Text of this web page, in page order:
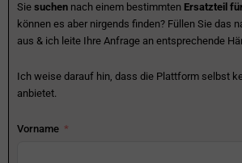
Sie suchen nach einem bestimmten Ersatzteil
können es aber nirgends finden? Füllen Sie das
aus & ich leite Ihre Anfrage an entsprechende
Ich weise darauf hin, dass die Plattform selbst
anbietet.
Vorname